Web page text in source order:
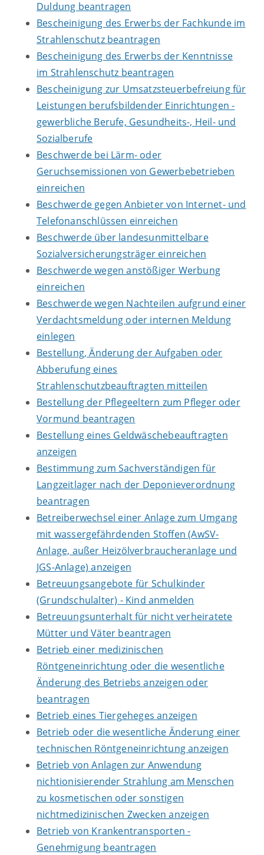
Duldung beantragen
Bescheinigung des Erwerbs der Fachkunde im
Strahlenschutz beantragen
Bescheinigung des Erwerbs der Kenntnisse
im Strahlenschutz beantragen
Bescheinigung zur Umsatzsteuerbefreiung für
Leistungen berufsbildender Einrichtungen -
gewerbliche Berufe, Gesundheits-, Heil- und
Sozialberufe
Beschwerde bei Lärm- oder
Geruchsemissionen von Gewerbebetrieben
einreichen
Beschwerde gegen Anbieter von Internet- und
Telefonanschlüssen einreichen
Beschwerde über landesunmittelbare
Sozialversicherungsträger einreichen
Beschwerde wegen anstößiger Werbung
einreichen
Beschwerde wegen Nachteilen aufgrund einer
Verdachtsmeldung oder internen Meldung
einlegen
Bestellung, Änderung der Aufgaben oder
Abberufung eines
Strahlenschutzbeauftragten mitteilen
Bestellung der Pflegeeltern zum Pfleger oder
Vormund beantragen
Bestellung eines Geldwäschebeauftragten
anzeigen
Bestimmung zum Sachverständigen für
Langzeitlager nach der Deponieverordnung
beantragen
Betreiberwechsel einer Anlage zum Umgang
mit wassergefährdenden Stoffen (AwSV-
Anlage, außer Heizölverbraucheranlage und
JGS-Anlage) anzeigen
Betreuungsangebote für Schulkinder
(Grundschulalter) - Kind anmelden
Betreuungsunterhalt für nicht verheiratete
Mütter und Väter beantragen
Betrieb einer medizinischen
Röntgeneinrichtung oder die wesentliche
Änderung des Betriebs anzeigen oder
beantragen
Betrieb eines Tiergeheges anzeigen
Betrieb oder die wesentliche Änderung einer
technischen Röntgeneinrichtung anzeigen
Betrieb von Anlagen zur Anwendung
nichtionisierender Strahlung am Menschen
zu kosmetischen oder sonstigen
nichtmedizinischen Zwecken anzeigen
Betrieb von Krankentransporten -
Genehmigung beantragen